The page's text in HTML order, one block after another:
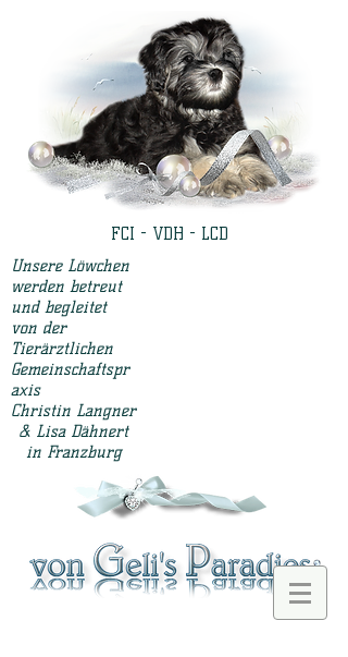
FCI - VDH - LCD
Unsere Löwchen
werden betreut
und begleitet
von der
Tierärztlichen
Gemeinschaftspr
axis
Christin Langner
& Lisa Dähnert
in Franzburg